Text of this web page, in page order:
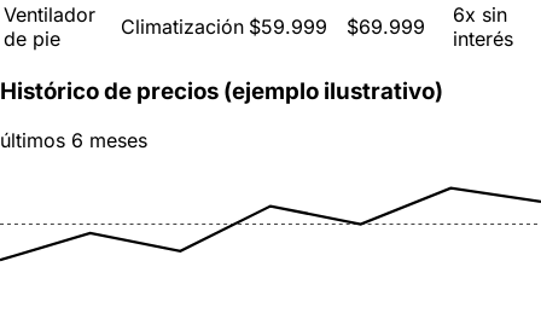
Ventilador
de pie
Climatización $59.999 $69.999
6x sin
interés
Histórico de precios (ejemplo ilustrativo)
últimos 6 meses